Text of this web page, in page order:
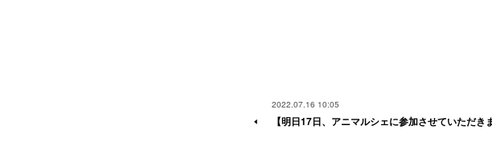
2022.07.16 10:05
【明日17日、アニマルシェに参加させていただき